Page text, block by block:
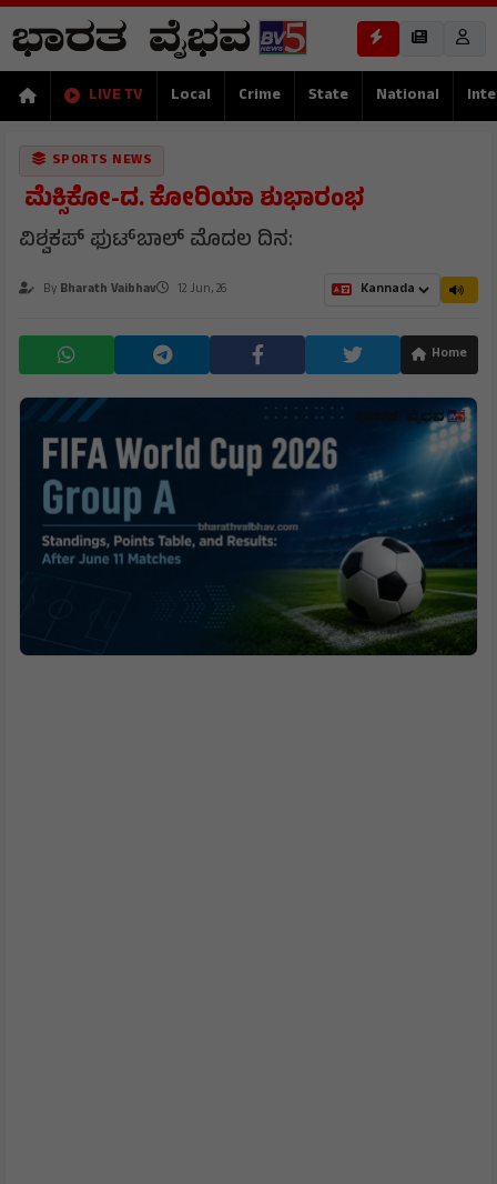
LIVE TV Local Crime State National
SPORTS NEWS
ಮೆಕ್ಸಿಕೋ-ದ. ಕೋರಿಯಾ ಶುಭಾರಂಭ
ವಿಶ್ವಕಪ್ ಫುಟ್‌ಬಾಲ್ ಮೊದಲ ದಿನ:
By Bharath Vaibhav 12 Jun, 26
Home